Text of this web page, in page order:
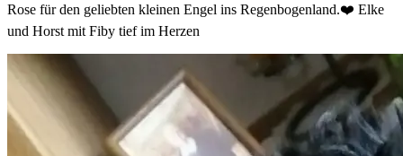
Rose für den geliebten kleinen Engel ins Regenbogenland.❤️ Elke
und Horst mit Fiby tief im Herzen